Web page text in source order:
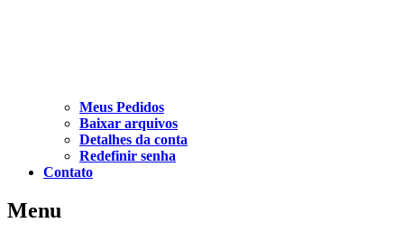
Meus Pedidos
Baixar arquivos
Detalhes da conta
Redefinir senha
Contato
Menu